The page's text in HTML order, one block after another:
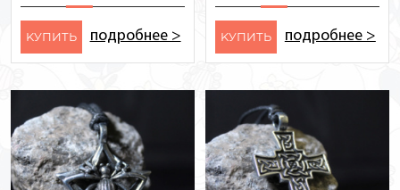
KУПИТЬ подробнее > KУПИТЬ подробнее >